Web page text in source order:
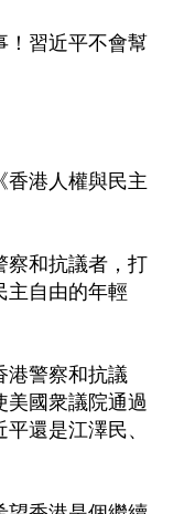
！習近平不會幫
香港人權與民主
察和抗議者，打
主自由的年輕
港警察和抗議
美國衆議院通過
還是江澤民、